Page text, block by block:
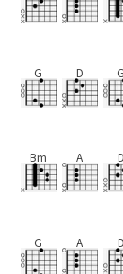
G D G
Bm A D
G A D